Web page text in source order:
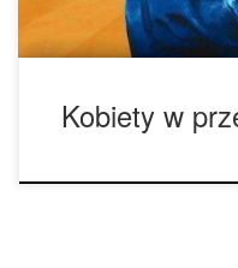
Kobiety w